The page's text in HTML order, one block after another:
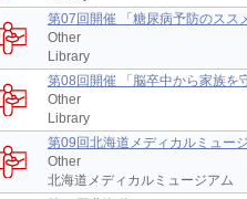
第07回開催 「糖尿病予防のス
Other
Library
第08回開催 「脳卒中から家族
Other
Library
第09回北海道メディカルミュー
Other
北海道メディカルミュージアム